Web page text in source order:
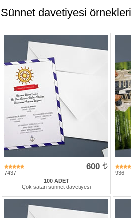
Davetiye
Modelleri
Sade
Düğün
Davetiye
Modelleri
Atatürk'lü
Davetiyeler
Papatyalı
Davetiye
Modelleri
Düğün
Davetiyeler
Sünnet davetiyesi örnekleri
7437
600
100 ADET
Çok satan sünnet davetiyesi
936